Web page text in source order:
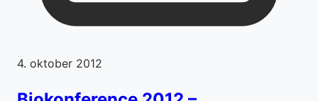
4. oktober 2012